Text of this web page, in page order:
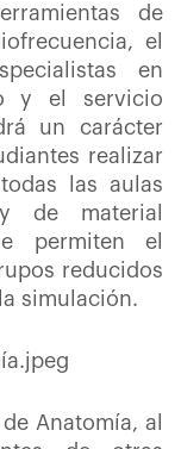
de
el
en
y el servicio
un carácter
realizar
las aulas
de material
permiten el
reducidos
simulación.
Anatomía, al